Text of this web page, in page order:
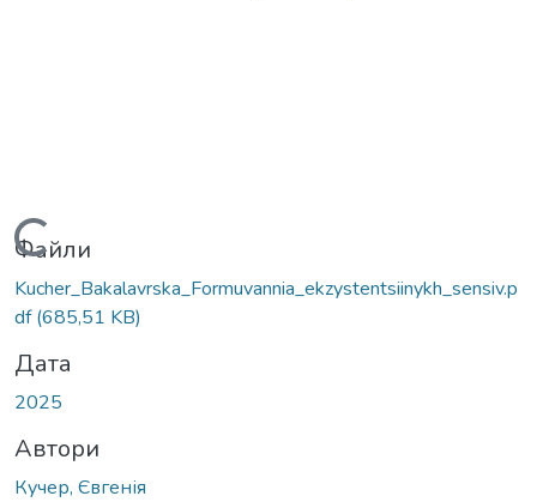
Вантажиться...
Файли
Kucher_Bakalavrska_Formuvannia_ekzystentsiinykh_sensiv.p
df(685,51 KB)
Дата
2025
Автори
Кучер, Євгенія